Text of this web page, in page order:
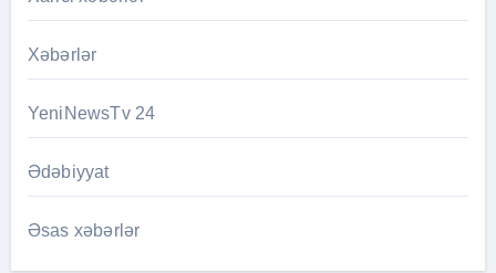
Xəbərlər
YeniNewsTv 24
Ədəbiyyat
Əsas xəbərlər